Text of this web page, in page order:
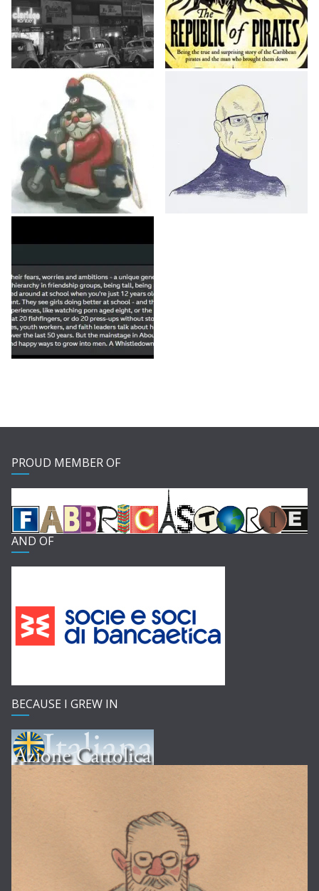
PROUD MEMBER OF
AND OF
BECAUSE I GREW IN